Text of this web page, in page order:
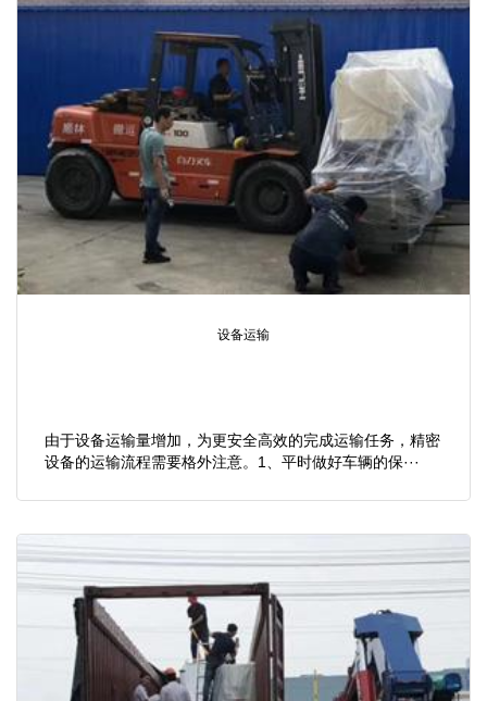
设备运输
由于设备运输量增加，为更安全高效的完成运输任务，精密
设备的运输流程需要格外注意。1、平时做好车辆的保···